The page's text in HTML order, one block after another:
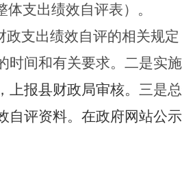
体支出绩效自评表） 。
政支出绩效自评的相关规
间和有关要求。 二是实施
报县财政局审核。 三是
自评资料。在政府网站公